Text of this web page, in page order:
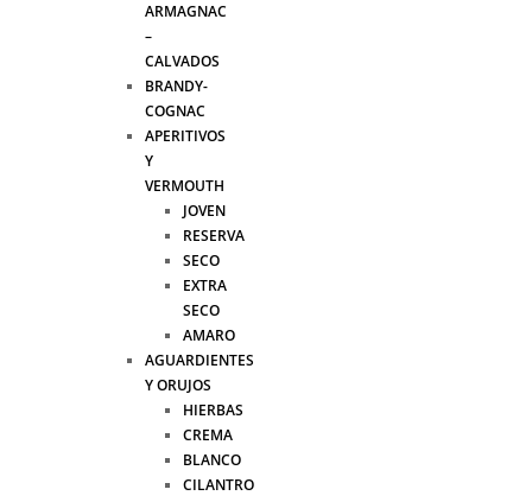
ARMAGNAC
–
CALVADOS
BRANDY-
COGNAC
APERITIVOS
Y
VERMOUTH
JOVEN
RESERVA
SECO
EXTRA
SECO
AMARO
AGUARDIENTES
Y ORUJOS
HIERBAS
CREMA
BLANCO
CILANTRO